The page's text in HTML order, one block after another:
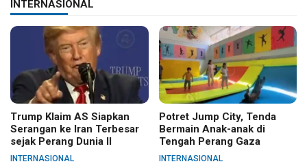
INTERNASIONAL
Trump Klaim AS Siapkan
Serangan ke Iran Terbesar
sejak Perang Dunia II
INTERNASIONAL
Potret Jump City, Tenda
Bermain Anak-anak di
Tengah Perang Gaza
INTERNASIONAL